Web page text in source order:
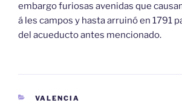
embargo furiosas avenidas que
á les campos y hasta arruinó en 1791
del acueducto antes mencionado.
CATEGORÍAS
VALENCIA